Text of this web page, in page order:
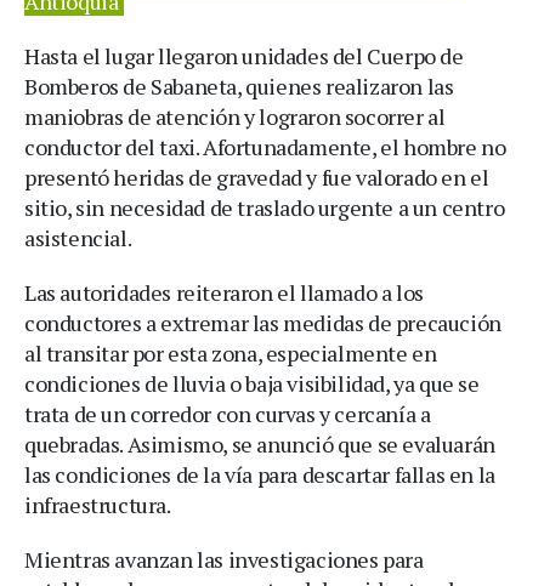
Hasta el lugar llegaron unidades del Cuerpo de
Bomberos de Sabaneta, quienes realizaron las
maniobras de atención y lograron socorrer al
conductor del taxi. Afortunadamente, el hombre no
presentó heridas de gravedad y fue valorado en el
sitio, sin necesidad de traslado urgente a un centro
asistencial.
Las autoridades reiteraron el llamado a los
conductores a extremar las medidas de precaución
al transitar por esta zona, especialmente en
condiciones de lluvia o baja visibilidad, ya que se
trata de un corredor con curvas y cercanía a
quebradas. Asimismo, se anunció que se evaluarán
las condiciones de la vía para descartar fallas en la
infraestructura.
Mientras avanzan las investigaciones para